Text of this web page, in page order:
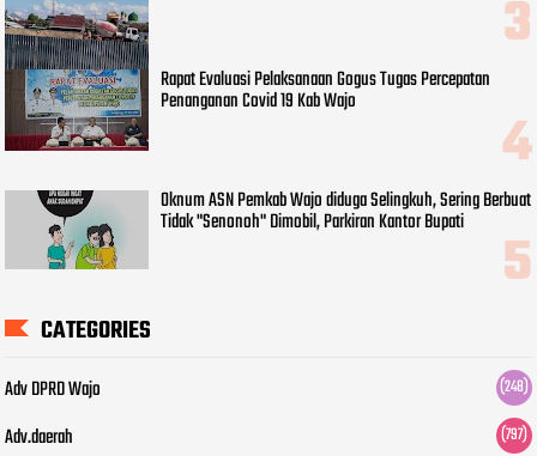
Rapat Evaluasi Pelaksanaan Gogus Tugas Percepatan
Penanganan Covid 19 Kab Wajo
Oknum ASN Pemkab Wajo diduga Selingkuh, Sering Berbuat
Tidak "Senonoh" Dimobil, Parkiran Kantor Bupati
CATEGORIES
Adv DPRD Wajo (248)
Adv.daerah (797)